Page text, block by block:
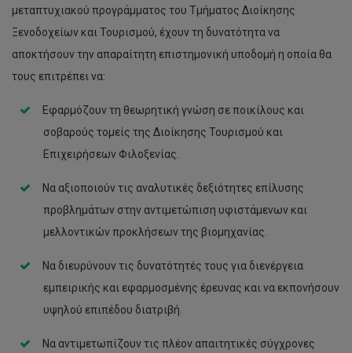
μεταπτυχιακού προγράμματος του Τμήματος Διοίκησης
Ξενοδοχείων και Τουρισμού, έχουν τη δυνατότητα να
αποκτήσουν την απαραίτητη επιστημονική υποδομή η οποία θα
τους επιτρέπει να:
Εφαρμόζουν τη θεωρητική γνώση σε ποικίλους και
σοβαρούς τομείς της Διοίκησης Τουρισμού και
Επιχειρήσεων Φιλοξενίας.
Να αξιοποιούν τις αναλυτικές δεξιότητες επίλυσης
προβλημάτων στην αντιμετώπιση υφιστάμενων και
μελλοντικών προκλήσεων της βιομηχανίας.
Να διευρύνουν τις δυνατότητές τους για διενέργεια
εμπειρικής και εφαρμοσμένης έρευνας και να εκπονήσουν
υψηλού επιπέδου διατριβή.
Να αντιμετωπίζουν τις πλέον απαιτητικές σύγχρονες